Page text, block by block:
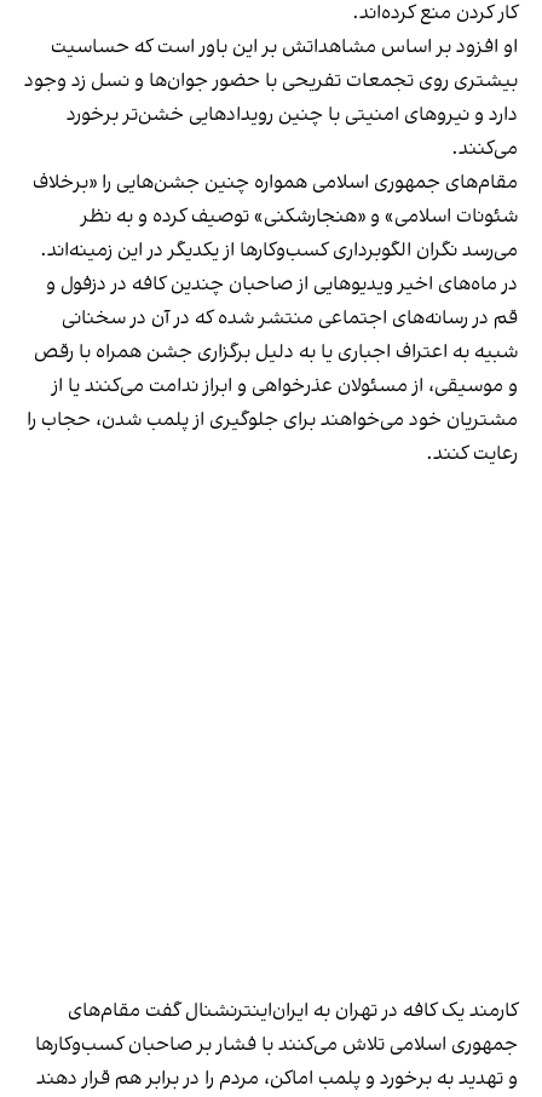
کار کردن منع کرده‌اند.
او افزود بر اساس مشاهداتش بر این باور است که حساسیت
بیشتری روی تجمعات تفریحی با حضور جوان‌ها و نسل زد وجود
دارد و نیروهای امنیتی با چنین رویدادهایی خشن‌تر برخورد
می‌کنند.
مقام‌های جمهوری اسلامی همواره چنین جشن‌هایی را «برخلاف
شئونات اسلامی» و «هنجارشکنی» توصیف کرده و به نظر
می‌رسد نگران الگوبرداری کسب‌وکارها از یکدیگر در این زمینه‌اند.
در ماه‌های اخیر ویدیوهایی از صاحبان چندین کافه در دزفول و
قم در رسانه‌های اجتماعی منتشر شده که در آن در سخنانی
شبیه به اعتراف اجباری یا به دلیل برگزاری جشن همراه با رقص
و موسیقی، از مسئولان عذرخواهی و ابراز ندامت می‌کنند یا از
مشتریان خود می‌خواهند برای جلوگیری از پلمب شدن، حجاب را
رعایت کنند.
کارمند یک کافه در تهران به ایران‌اینترنشنال گفت مقام‌های
جمهوری اسلامی تلاش می‌کنند با فشار بر صاحبان کسب‌وکارها
و تهدید به برخورد و پلمب اماکن، مردم را در برابر هم قرار دهند